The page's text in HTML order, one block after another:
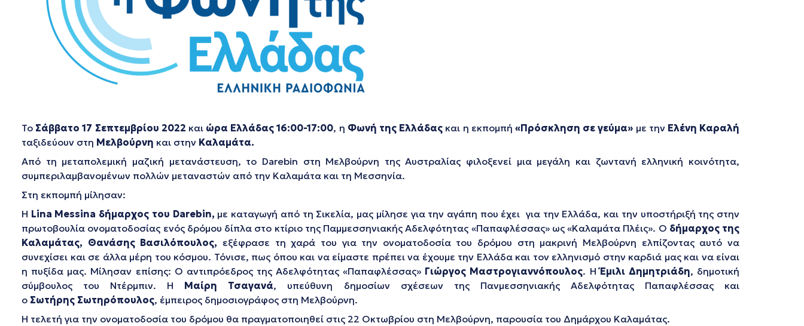
Το Σάββατο 17 Σεπτεμβρίου 2022 και ώρα Ελλάδας 16:00-17:00, η Φωνή της Ελλάδας και η εκπομπή «Πρόσκληση σε γεύμα» με την Ελένη Καραλή
ταξιδεύουν στη Μελβούρνη και στην Καλαμάτα.
Από τη μεταπολεμική μαζική μετανάστευση, το Darebin στη Μελβούρνη της Αυστραλίας φιλοξενεί μια μεγάλη και ζωντανή ελληνική κοινότητα,
συμπεριλαμβανομένων πολλών μεταναστών από την Καλαμάτα και τη Μεσσηνία.
Στη εκπομπή μίλησαν:
Η Lina Messina δήμαρχος του Darebin, με καταγωγή από τη Σικελία, μας μίλησε για την αγάπη που έχει για την Ελλάδα, και την υποστήριξή της στην
πρωτοβουλία ονοματοδοσίας ενός δρόμου δίπλα στο κτίριο της Παμμεσσηνιακής Αδελφότητας «Παπαφλέσσας» ως «Καλαμάτα Πλέις». Ο δήμαρχος της
Καλαμάτας, Θανάσης Βασιλόπoυλος, εξέφρασε τη χαρά του για την ονοματοδοσία του δρόμου στη μακρινή Μελβούρνη ελπίζοντας αυτό να
συνεχίσει και σε άλλα μέρη του κόσμου. Τόνισε, πως όπου και να είμαστε πρέπει να έχουμε την Ελλάδα και τον ελληνισμό στην καρδιά μας και να είναι
η πυξίδα μας. Μίλησαν επίσης: Ο αντιπρόεδρος της Αδελφότητας «Παπαφλέσσας» Γιώργος Μαστρογιαννόπουλος. ΗΈμιλι Δημητριάδη, δημοτική
σύμβουλος του Ντέρμπιν. Η Μαίρη Τσαγανά, υπεύθυνη δημοσίων σχέσεων της Πανμεσσηνιακής Αδελφότητας Παπαφλέσσας και
ο Σωτήρης Σωτηρόπουλος, έμπειρος δημοσιογράφος στη Μελβούρνη.
Η τελετή για την ονοματοδοσία του δρόμου θα πραγματοποιηθεί στις 22 Οκτωβρίου στη Μελβούρνη, παρουσία του Δημάρχου Καλαμάτας.